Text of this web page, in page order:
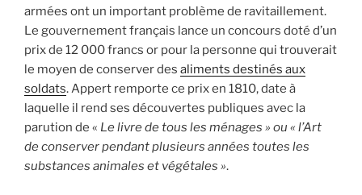
armées ont un important problème de ravitaillement.
Le gouvernement français lance un concours doté d’un
prix de 12 000 francs or pour la personne qui trouverait
le moyen de conserver des aliments destinés aux
soldats. Appert remporte ce prix en 1810, date à
laquelle il rend ses découvertes publiques avec la
parution de « Le livre de tous les ménages » ou « l’Art
de conserver pendant plusieurs années toutes les
substances animales et végétales ».